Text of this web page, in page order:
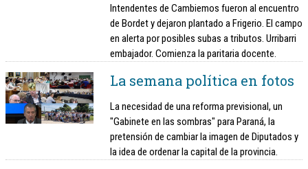
Intendentes de Cambiemos fueron al encuentro
de Bordet y dejaron plantado a Frigerio. El campo
en alerta por posibles subas a tributos. Urribarri
embajador. Comienza la paritaria docente.
La semana política en fotos
La necesidad de una reforma previsional, un
"Gabinete en las sombras" para Paraná, la
pretensión de cambiar la imagen de Diputados y
la idea de ordenar la capital de la provincia.